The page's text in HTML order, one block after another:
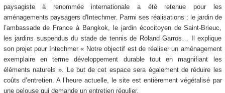
paysagiste à renommée internationale a été retenue pour les
aménagements paysagers d'Intechmer. Parmi ses réalisations : le jardin de
l’ambassade de France à Bangkok, le jardin écocitoyen de Saint-Brieuc,
les jardins suspendus du stade de tennis de Roland Garros… Il explique
son projet pour Intechmer « Notre objectif est de réaliser un aménagement
exemplaire en terme développement durable tout en magnifiant les
éléments naturels ». Le but de cet espace sera également de réduire les
coûts d’entretien. A l’heure actuelle, le site est entièrement végétalisé par
une pelouse qui demande un entretien régulier.